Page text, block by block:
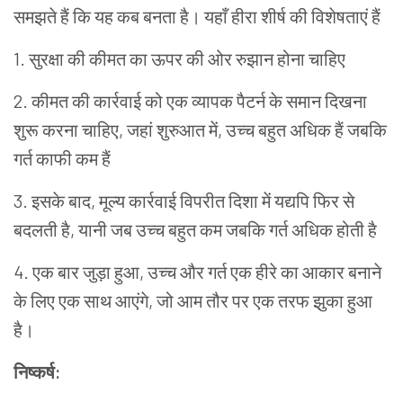
समझतेहैंकियहकबबनताहै। यहाँहीराशीर्षकीविशेषताएंहैं
1. सुरक्षाकीकीमतकाऊपरकीओररुझानहोनाचाहिए
2. कीमतकीकार्रवाईकोएकव्यापकपैटर्नकेसमानदिखना
शुरूकरनाचाहिए,जहांशुरुआतमें,उच्चबहुतअधिकहैंजबकि
गर्तकाफीकमहैं
3. इसकेबाद,मूल्यकार्रवाईविपरीतदिशामेंयद्यपिफिरसे
बदलतीहै,यानीजबउच्चबहुतकमजबकिगर्तअधिकहोतीहै
4. एकबारजुड़ाहुआ,उच्चऔरगर्तएकहीरेकाआकारबनाने
केलिएएकसाथआएंगे,जोआमतौरपरएकतरफझुकाहुआ
है।
निष्कर्ष: